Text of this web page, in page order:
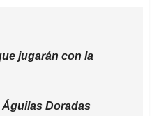
jugarán con la
Doradas